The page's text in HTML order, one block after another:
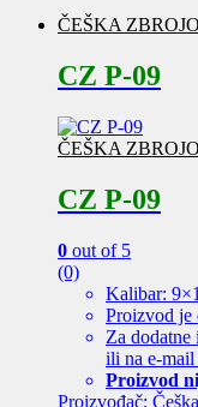
ČEŠKA
CZ P-09
ČEŠKA
CZ P-09
0 out of 5
(0)
Kalibar:
Proizvod je
Za dodatne
ili na e-mail
Proizvod
Proizvođač: